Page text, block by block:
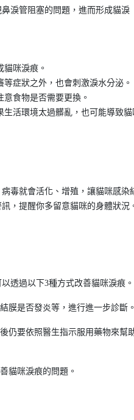
淚管阻塞的問題，進而形成貓淚
咪淚痕。
症狀之外，也會刺激淚水分泌。
食物是否需要更換。
活環境太過髒亂，也可能導致貓
毒就會活化、增殖，讓貓咪感染
，提醒你多留意貓咪的身體狀況
透過以下3種方式改善貓咪淚痕。
膜是否發炎等，進行進一步診斷
仍要依照醫生指示服用藥物來幫
貓咪淚痕的問題。